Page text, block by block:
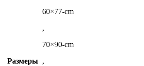
Размеры
60×77-cm
,
70×90-cm
,